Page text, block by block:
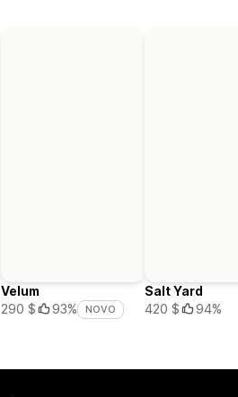
Velum
290 $
93% NOVO
Salt Yard
420 $
94%